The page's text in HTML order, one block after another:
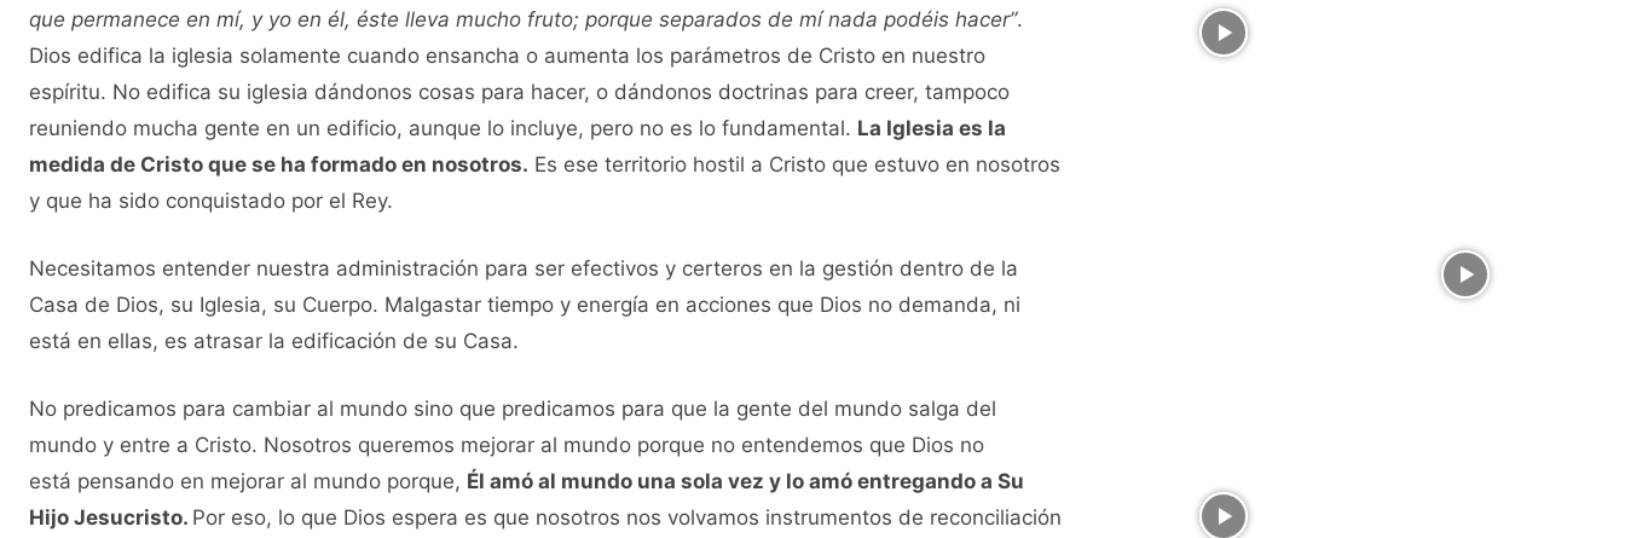
que permanece en mí, y yo en él, éste lleva mucho fruto; porque separados de mí nada podéis hacer”.
Dios edifica la iglesia solamente cuando ensancha o aumenta los parámetros de Cristo en nuestro
espíritu. No edifica su iglesia dándonos cosas para hacer, o dándonos doctrinas para creer, tampoco
reuniendo mucha gente en un edificio, aunque lo incluye, pero no es lo fundamental. La Iglesia es la
medida de Cristo que se ha formado en nosotros. Es ese territorio hostil a Cristo que estuvo en nosotros
y que ha sido conquistado por el Rey.
Necesitamos entender nuestra administración para ser efectivos y certeros en la gestión dentro de la
Casa de Dios, su Iglesia, su Cuerpo. Malgastar tiempo y energía en acciones que Dios no demanda, ni
está en ellas, es atrasar la edificación de su Casa.
No predicamos para cambiar al mundo sino que predicamos para que la gente del mundo salga del
mundo y entre a Cristo. Nosotros queremos mejorar al mundo porque no entendemos que Dios no
está pensando en mejorar al mundo porque, Él amó al mundo una sola vez y lo amó entregando a Su
Hijo Jesucristo. Por eso, lo que Dios espera es que nosotros nos volvamos instrumentos de reconciliación